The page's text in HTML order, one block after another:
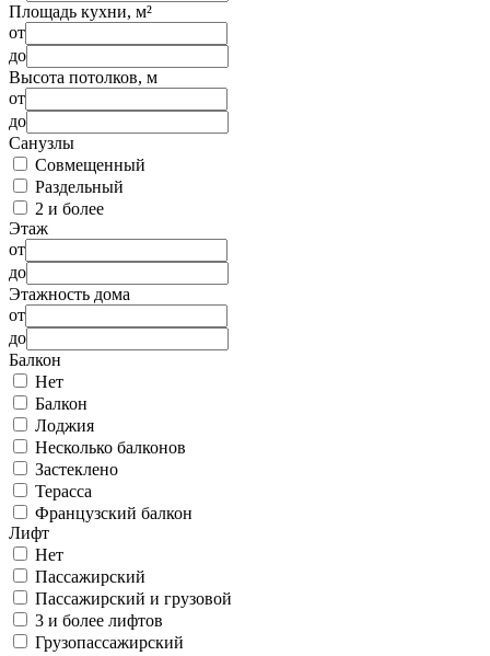
Площадь кухни, м²
от
до
Высота потолков, м
от
до
Санузлы
Совмещенный
Раздельный
2 и более
Этаж
от
до
Этажность дома
от
до
Балкон
Нет
Балкон
Лоджия
Несколько балконов
Застеклено
Терасса
Французский балкон
Лифт
Нет
Пассажирский
Пассажирский и грузовой
3 и более лифтов
Грузопассажирский